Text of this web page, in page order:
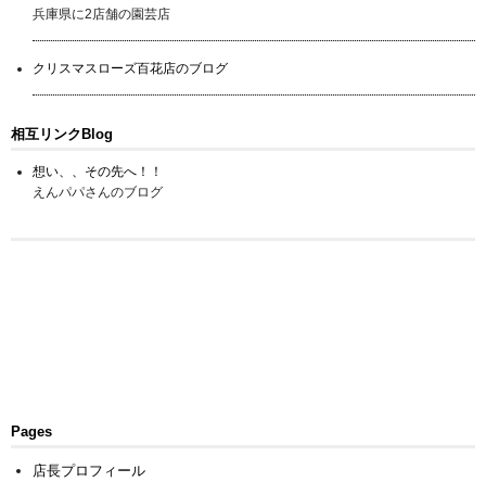
兵庫県に2店舗の園芸店
クリスマスローズ百花店のブログ
相互リンクBlog
想い、、その先へ！！
えんパパさんのブログ
Pages
店長プロフィール